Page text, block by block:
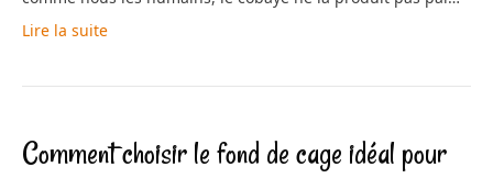
Lire la suite
Comment choisir le fond de cage idéal pour